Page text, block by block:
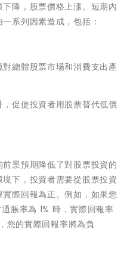
降，股票價格上漲。短期內
系列因素造成，包括：
總體股票市場和消費支出產
促使投資者用股票替代低價
景預期降低了對股票投資的
下，投資者需要從股票投資
際回報為正。例如，如果您
脹率為 1% 時，實際回報率
您的實際回報率將為負